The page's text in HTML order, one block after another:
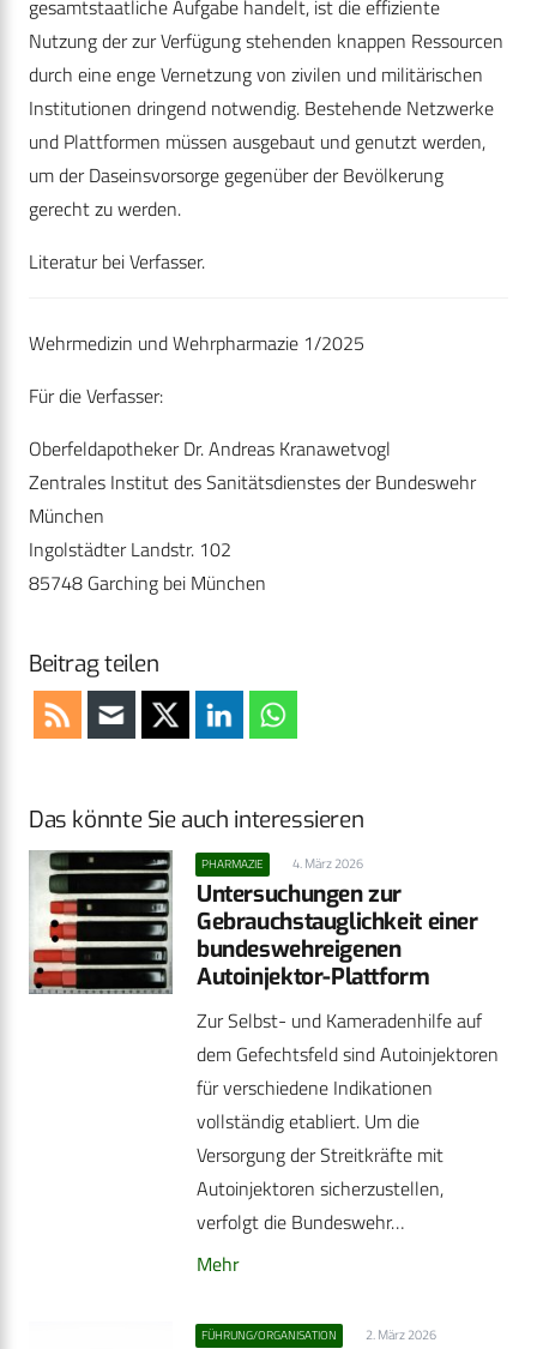
gesamtstaatliche Aufgabe handelt, ist die effiziente
Nutzung der zur Verfügung stehenden knappen Ressourcen
durch eine enge Vernetzung von zivilen und militärischen
Institutionen dringend notwendig. Bestehende Netzwerke
und Plattformen müssen ausgebaut und genutzt werden,
um der Daseinsvorsorge gegenüber der Bevölkerung
gerecht zu werden.
Literatur bei Verfasser.
Wehrmedizin und Wehrpharmazie 1/2025
Für die Verfasser:
Oberfeldapotheker Dr. Andreas Kranawetvogl
Zentrales Institut des Sanitätsdienstes der Bundeswehr
München
Ingolstädter Landstr. 102
85748 Garching bei München
Beitrag teilen
Das könnte Sie auch interessieren
PHARMAZIE 4. März 2026
Untersuchungen zur
Gebrauchstauglichkeit einer
bundeswehreigenen
Autoinjektor-Plattform
Zur Selbst- und Kameradenhilfe auf
dem Gefechtsfeld sind Autoinjektoren
für verschiedene Indikationen
vollständig etabliert. Um die
Versorgung der Streitkräfte mit
Autoinjektoren sicherzustellen,
verfolgt die Bundeswehr…
Mehr
FÜHRUNG/ORGANISATION 2. März 2026